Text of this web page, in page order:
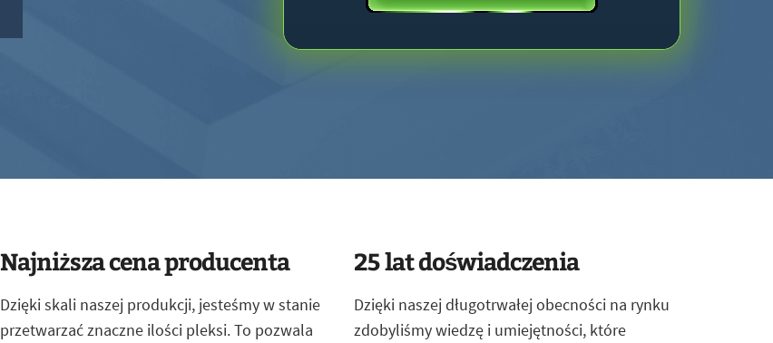
Najniższa cena producenta
Dzięki skali naszej produkcji, jesteśmy w stanie
przetwarzać znaczne ilości pleksi. To pozwala
25 lat doświadczenia
Dzięki naszej długotrwałej obecności na rynku
zdobyliśmy wiedzę i umiejętności, które